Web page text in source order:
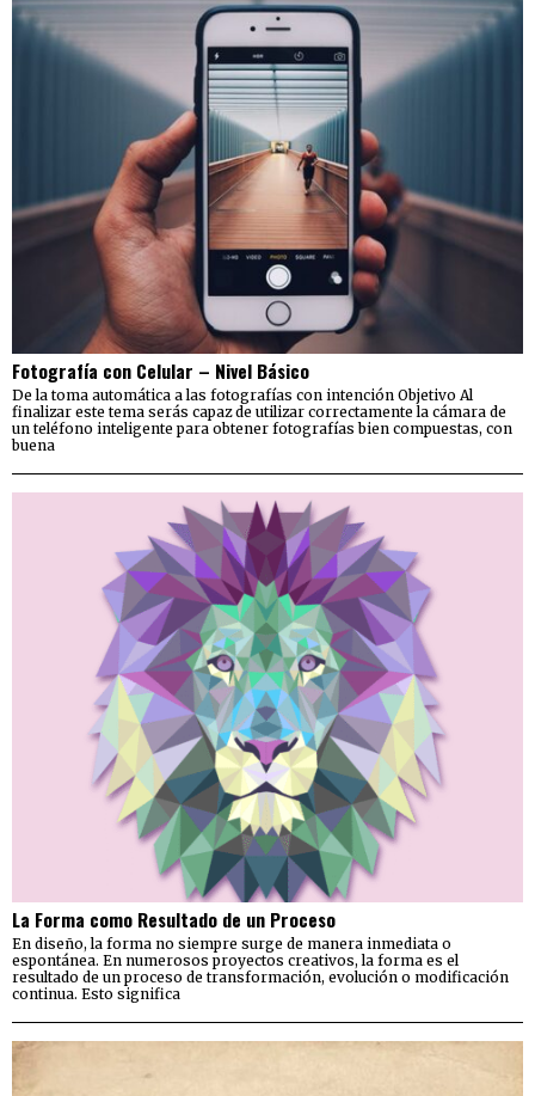
Fotografía con Celular – Nivel Básico
De la toma automática a las fotografías con intención Objetivo Al
finalizar este tema serás capaz de utilizar correctamente la cámara de
un teléfono inteligente para obtener fotografías bien compuestas, con
buena
La Forma como Resultado de un Proceso
En diseño, la forma no siempre surge de manera inmediata o
espontánea. En numerosos proyectos creativos, la forma es el
resultado de un proceso de transformación, evolución o modificación
continua. Esto significa